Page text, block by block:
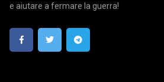
e aiutare a fermare la guerra!